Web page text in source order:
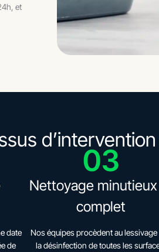
et
d’intervention
date
de
03
Nettoyage
complet
Nos équipes procèdent au lessivage
la désinfection de toutes les